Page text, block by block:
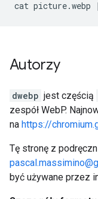
Autorzy
dwebp jest częścią
zespół WebP.
na https://
Tę stronę z
być używane przez